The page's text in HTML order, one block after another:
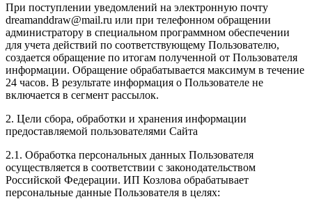
При поступлении уведомлений на электронную почту
dreamanddraw@mail.ru или при телефонном обращении
администратору в специальном программном обеспечении
для учета действий по соответствующему Пользователю,
создается обращение по итогам полученной от Пользователя
информации. Обращение обрабатывается максимум в течение
24 часов. В результате информация о Пользователе не
включается в сегмент рассылок.
2. Цели сбора, обработки и хранения информации
предоставляемой пользователями Сайта
2.1. Обработка персональных данных Пользователя
осуществляется в соответствии с законодательством
Российской Федерации. ИП Козловa обрабатывает
персональные данные Пользователя в целях: